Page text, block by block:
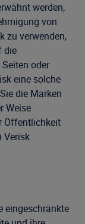
werden,
von
zu verwenden,
die
oder
eine solche
die Marken
Weise
Öffentlichkeit
Verisk
eingeschränkte